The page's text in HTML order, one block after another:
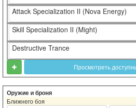
Attack Specialization II (Nova Energy)
Skill Specialization II (Might)
Destructive Trance
Просмотреть
Оружие и броня
Ближнего боя